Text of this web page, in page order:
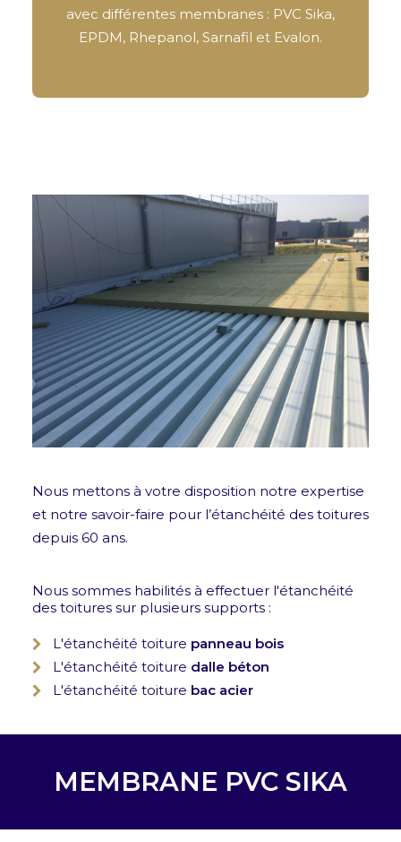
avec différentes membranes : PVC Sika,
EPDM, Rhepanol, Sarnafil et Evalon.
Nous mettons à votre disposition notre expertise
et notre savoir-faire pour l’étanchéité des toitures
depuis 60 ans.
Nous sommes habilités à effectuer l'étanchéité
des toitures sur plusieurs supports :
L'étanchéité toiture panneau bois
L'étanchéité toiture dalle béton
L'étanchéité toiture bac acier
MEMBRANE PVC SIKA